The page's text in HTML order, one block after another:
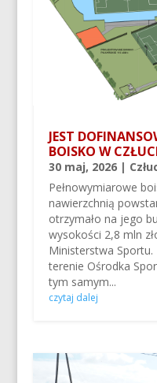
JEST
BOISKO W
30 maj, 2026|
Pełnowymiarowe
nawierzchnią
otrzymało na jego
wysokości 2,8 mln
Ministerstwa
terenie Ośrodka
tym samym...
czytaj dalej